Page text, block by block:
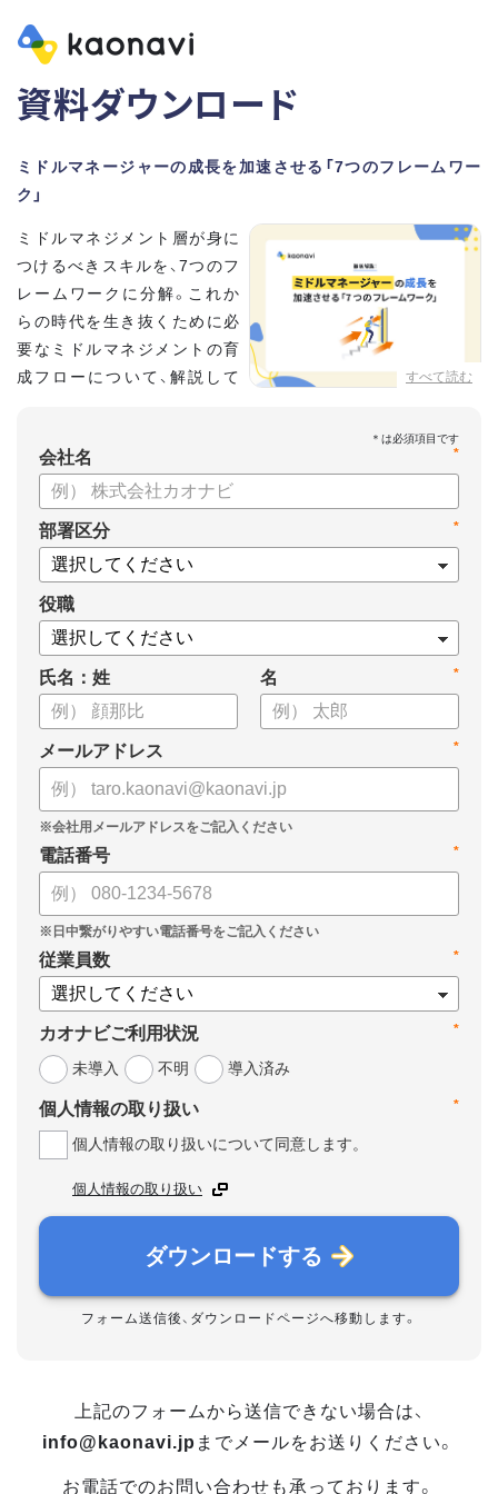
資料ダウンロード
ミドルマネージャーの成長を加速させる「7つのフレームワー
ク」
すべて読む
ミドルマネジメント層が身に
つけるべきスキルを、7つのフ
レームワークに分解。これか
らの時代を生き抜くために必
要なミドルマネジメントの育
成フローについて、解説して
【資料の内容】
・そもそも「マネジメント」とは？
・身につけるべき7つのフレームワーク
・ミドルマネジメント推進上の人事課題
*
会社名
*
部署区分
役職
氏名：姓 *
名
*
メールアドレス
*
電話番号
*
従業員数
*
カオナビご利用状況
未導入
不明 導入済み
*
個人情報の取り扱い
個人情報の取り扱いについて同意します。
個人情報の取り扱い
ダウンロードする
フォーム送信後、ダウンロードページへ移動します。
上記のフォームから送信できない場合は、
info@kaonavi.jp までメールをお送りください。
お電話でのお問い合わせも承っております。